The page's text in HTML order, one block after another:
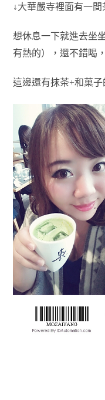
↓大華嚴寺裡面有一
想休息一下就進去坐
有熱的），還不錯喝，
這邊還有抹茶+和菓